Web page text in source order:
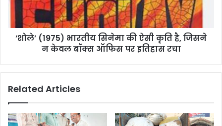
जिसने
इतिहास
‘शोले’ (1975) भारतीय सिनेमा की ऐसी कृति है, जिसने
न केवल बॉक्स ऑफिस पर इतिहास रचा
Related Articles